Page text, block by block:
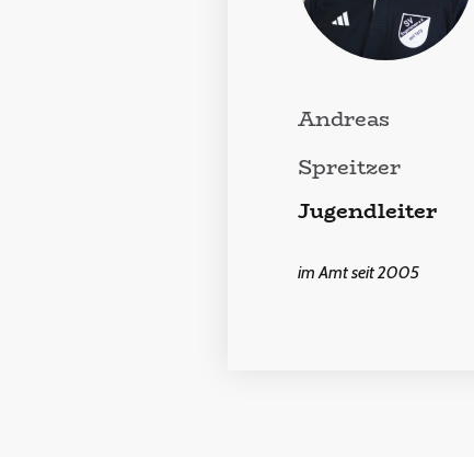
Andreas
Spreitzer
Jugendleiter
im Amt seit 2005